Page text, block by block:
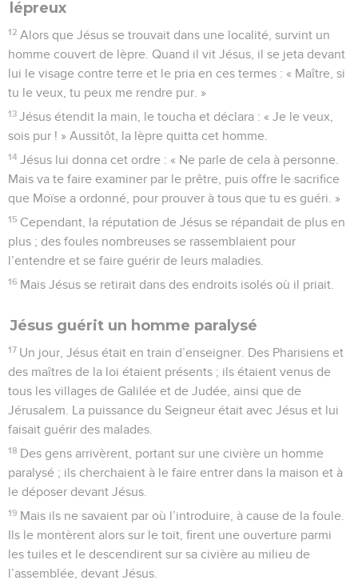
lépreux
12 Alors que Jésus se trouvait dans une localité, survint un
homme couvert de lèpre. Quand il vit Jésus, il se jeta devant
lui le visage contre terre et le pria en ces termes : « Maître, si
tu le veux, tu peux me rendre pur. »
13 Jésus étendit la main, le toucha et déclara : « Je le veux,
sois pur ! » Aussitôt, la lèpre quitta cet homme.
14 Jésus lui donna cet ordre : « Ne parle de cela à personne.
Mais va te faire examiner par le prêtre, puis offre le sacrifice
que Moïse a ordonné, pour prouver à tous que tu es guéri. »
15 Cependant, la réputation de Jésus se répandait de plus en
plus ; des foules nombreuses se rassemblaient pour
l’entendre et se faire guérir de leurs maladies.
16 Mais Jésus se retirait dans des endroits isolés où il priait.
Jésus guérit un homme paralysé
17 Un jour, Jésus était en train d’enseigner. Des Pharisiens et
des maîtres de la loi étaient présents ; ils étaient venus de
tous les villages de Galilée et de Judée, ainsi que de
Jérusalem. La puissance du Seigneur était avec Jésus et lui
faisait guérir des malades.
18 Des gens arrivèrent, portant sur une civière un homme
paralysé ; ils cherchaient à le faire entrer dans la maison et à
le déposer devant Jésus.
19 Mais ils ne savaient par où l’introduire, à cause de la foule.
Ils le montèrent alors sur le toit, firent une ouverture parmi
les tuiles et le descendirent sur sa civière au milieu de
l’assemblée, devant Jésus.